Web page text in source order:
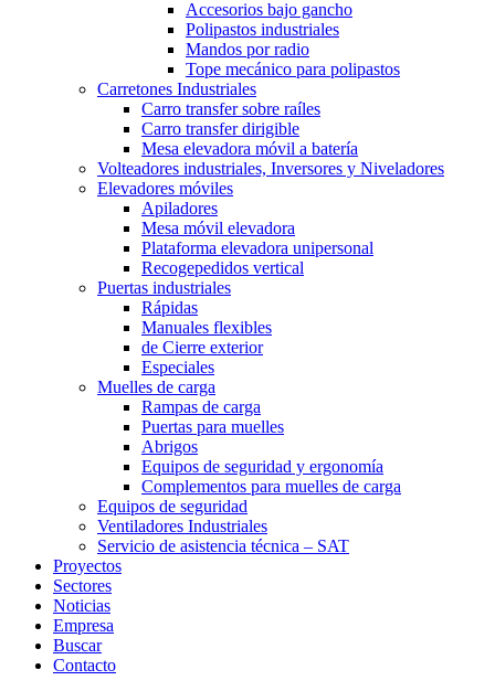
Accesorios bajo gancho
Polipastos industriales
Mandos por radio
Tope mecánico para polipastos
Carretones Industriales
Carro transfer sobre raíles
Carro transfer dirigible
Mesa elevadora móvil a batería
Volteadores industriales, Inversores y Niveladores
Elevadores móviles
Apiladores
Mesa móvil elevadora
Plataforma elevadora unipersonal
Recogepedidos vertical
Puertas industriales
Rápidas
Manuales flexibles
de Cierre exterior
Especiales
Muelles de carga
Rampas de carga
Puertas para muelles
Abrigos
Equipos de seguridad y ergonomía
Complementos para muelles de carga
Equipos de seguridad
Ventiladores Industriales
Servicio de asistencia técnica – SAT
Proyectos
Sectores
Noticias
Empresa
Buscar
Contacto